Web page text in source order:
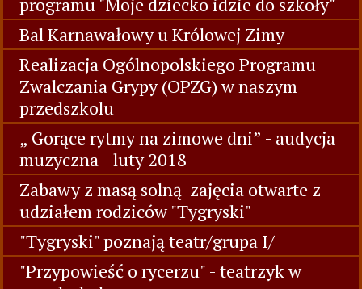
Bal Karnawałowy u Królowej Zimy
Realizacja Ogólnopolskiego Programu
Zwalczania Grypy (OPZG) w naszym
przedszkolu
„ Gorące rytmy na zimowe dni” - audycja
muzyczna - luty 2018
Zabawy z masą solną-zajęcia otwarte z
udziałem rodziców "Tygryski"
"Tygryski" poznają teatr/grupa I/
"Przypowieść o rycerzu" - teatrzyk w